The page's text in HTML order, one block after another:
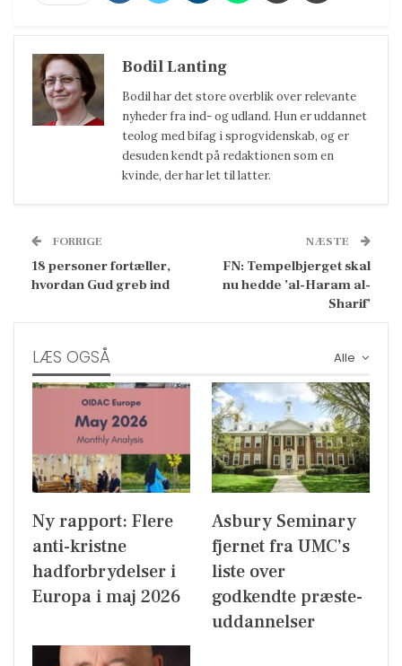
Bodil Lanting
Bodil har det store overblik over relevante
nyheder fra ind- og udland. Hun er uddannet
teolog med bifag i sprogvidenskab, og er
desuden kendt på redaktionen som en
kvinde, der har let til latter.
FORRIGE
18 personer fortæller,
hvordan Gud greb ind
NÆSTE
FN: Tempelbjerget skal
nu hedde ’al-Haram al-
Sharif’
Alle
LÆS OGSÅ
Ny rapport: Flere
anti-kristne
hadforbrydelser i
Europa i maj 2026
Asbury Seminary
fjernet fra UMC’s
liste over
godkendte præste-
uddannelser